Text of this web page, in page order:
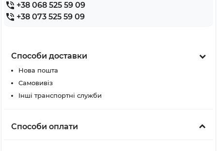
+38 068 525 59 09
+38 073 525 59 09
Способи доставки
Нова пошта
Самовивіз
Інші транспортні служби
Способи оплати